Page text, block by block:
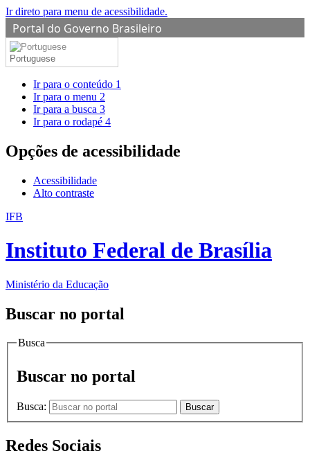
Ir direto para menu de acessibilidade.
Portal do Governo Brasileiro
Portuguese
Ir para o conteúdo 1
Ir para o menu 2
Ir para a busca 3
Ir para o rodapé 4
Opções de acessibilidade
Acessibilidade
Alto contraste
IFB
Instituto Federal de Brasília
Ministério da Educação
Buscar no portal
Busca
Buscar no portal
Busca: Buscar
Redes Sociais